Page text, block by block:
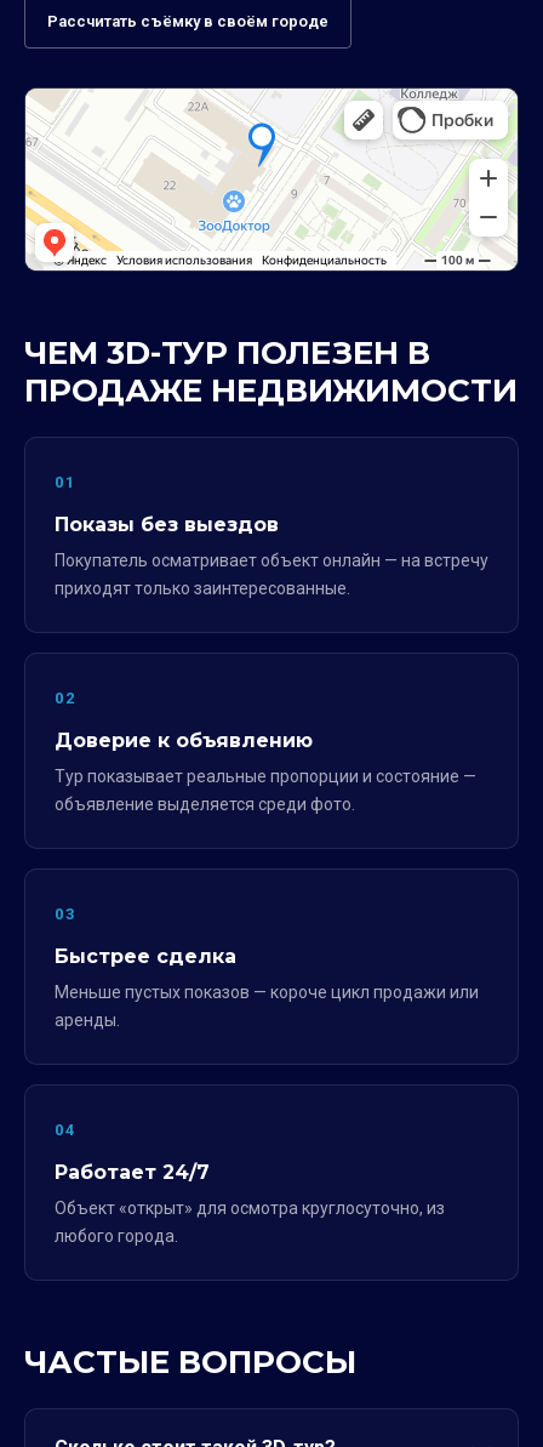
Рассчитать съёмку в своём городе
ЧЕМ 3D-ТУР ПОЛЕЗЕН В
ПРОДАЖЕ НЕДВИЖИМОСТИ
01
Показы без выездов
Покупатель осматривает объект онлайн — на встречу
приходят только заинтересованные.
02
Доверие к объявлению
Тур показывает реальные пропорции и состояние —
объявление выделяется среди фото.
03
Быстрее сделка
Меньше пустых показов — короче цикл продажи или
аренды.
04
Работает 24/7
Объект «открыт» для осмотра круглосуточно, из
любого города.
ЧАСТЫЕ ВОПРОСЫ